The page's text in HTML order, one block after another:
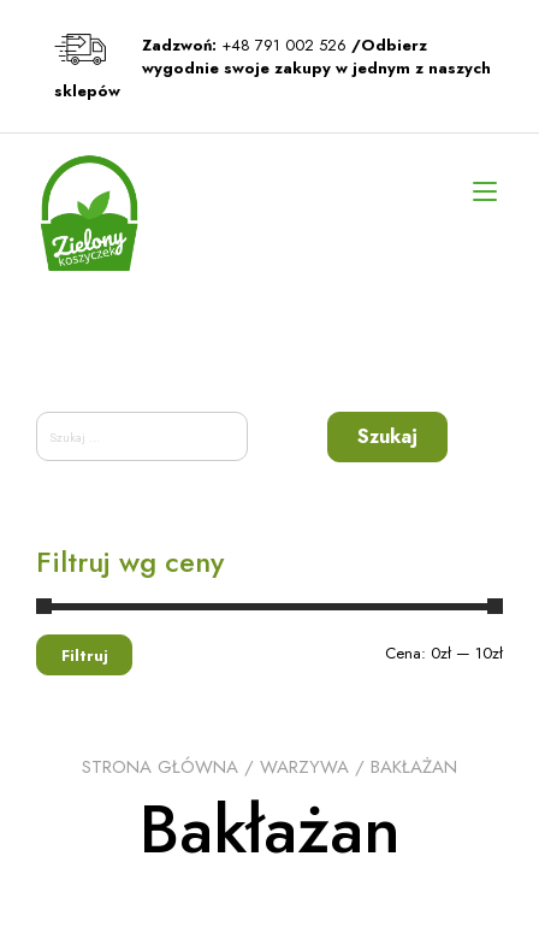
Zadzwoń: +48 791 002 526 /Odbierz
wygodnie swoje zakupy w jednym z naszych
sklepów
STRONA GŁÓWNA / WARZYWA / BAKŁAŻAN
Bakłażan
Szukaj:
Filtruj wg ceny
Filtruj Cena: 0zł— 10zł